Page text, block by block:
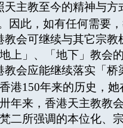
主教至今的精神与方
因此，如有任何需要
会可继续与其它宗教
上」、「地下」教会
会应能继续落实「桥
港150年来的历史，
年来，香港天主教教
二所强调的本位化、